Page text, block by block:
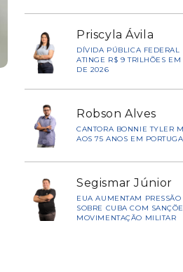
Priscyla Ávila
DÍVIDA PÚBLICA FEDERAL
ATINGE R$ 9 TRILHÕES
DE 2026
Robson Alves
CANTORA BONNIE TYLER
AOS 75 ANOS EM
Segismar Júnior
EUA AUMENTAM PRESSÃO
SOBRE CUBA COM
MOVIMENTAÇÃO MILITAR